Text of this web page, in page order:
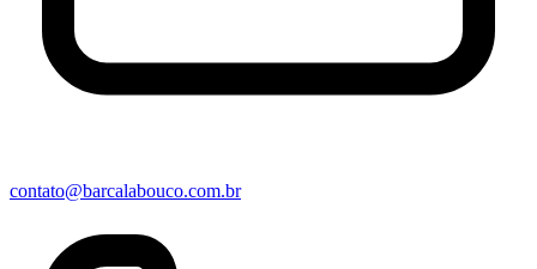
contato@barcalabouco.com.br